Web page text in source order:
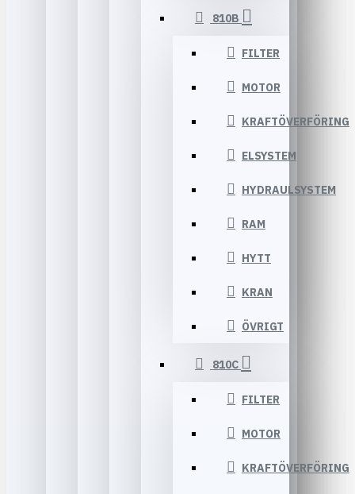
810B
FILTER
MOTOR
KRAFTÖVERFÖRING
ELSYSTEM
HYDRAULSYSTEM
RAM
HYTT
KRAN
ÖVRIGT
810C
FILTER
MOTOR
KRAFTÖVERFÖRING